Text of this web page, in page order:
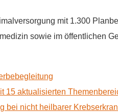
mit 1.300
sowie im öffentlichen
15 aktualisierten
bei nicht heilbarer